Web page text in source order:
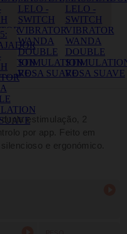
estimulação, 2
por app. Feito em
e ergonómico.